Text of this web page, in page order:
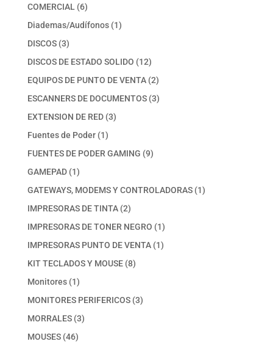
COMERCIAL 66
productos
Diademas/Audífonos 11
DISCOS 33
productos
DISCOS DE ESTADO SOLIDO 1212
productos
EQUIPOS DE PUNTO DE VENTA 22
productos
ESCANNERS DE DOCUMENTOS 33
EXTENSION DE RED 33
Fuentes de Poder 11
producto
FUENTES DE PODER GAMING 99
GAMEPAD 11
producto
GATEWAYS, MODEMS Y CONTROLADORAS 11
IMPRESORAS DE TINTA 22
productos
IMPRESORAS DE TONER NEGRO 11
producto
IMPRESORAS PUNTO DE VENTA 11
KIT TECLADOS Y MOUSE 88
Monitores 11
producto
MONITORES PERIFERICOS 33
MORRALES 33
MOUSES 4646